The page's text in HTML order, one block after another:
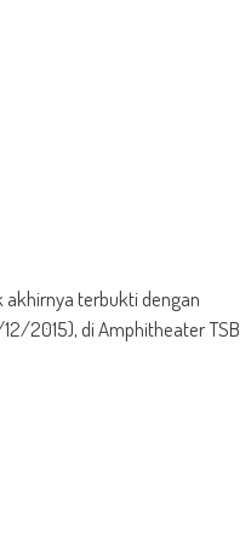
akhirnya terbukti dengan
2015), di Amphitheater TSB